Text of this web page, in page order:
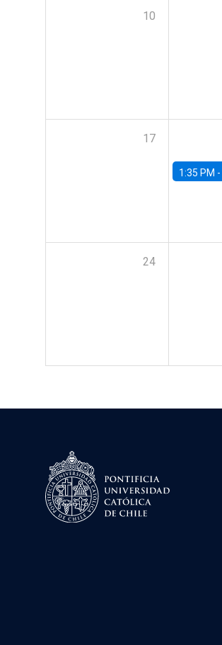
10
17
1:35 PM -
24